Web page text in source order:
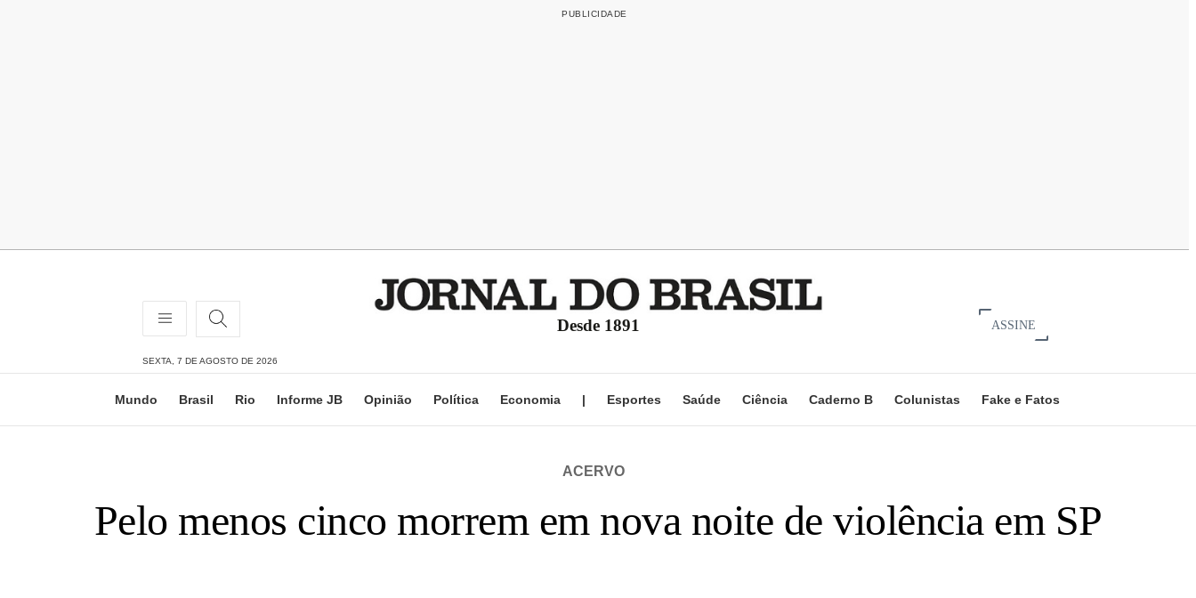
Desde 1891 ASSINE
SEXTA, 7 DE AGOSTO DE 2026
Mundo Brasil Rio Informe JB Opinião Política Economia | Esportes Saúde Ciência Caderno B Colunistas Fake e Fatos
ACERVO
Pelo menos cinco morrem em nova noite de violência em SP